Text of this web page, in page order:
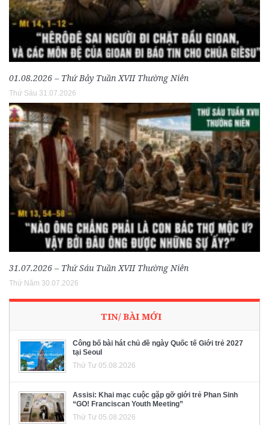
01.08.2026 – Thứ Bảy Tuần XVII Thường Niên
Thứ Sáu 31.07.2026
31.07.2026 – Thứ Sáu Tuần XVII Thường Niên
Thứ Năm 30.07.2026
TIN/ BÀI MỚI
Công bố bài hát chủ đề ngày Quốc tế Giới trẻ 2027
tại Seoul
Thứ Tư 05.08.2026
Assisi: Khai mạc cuộc gặp gỡ giới trẻ Phan Sinh
“GO! Franciscan Youth Meeting”
Thứ Tư 05.08.2026